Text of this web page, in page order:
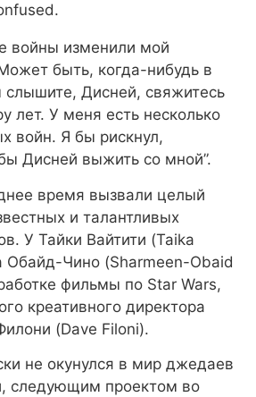
войны изменили мой
быть, когда-нибудь в
Дисней, свяжитесь
лет. У меня есть несколько
войн. Я бы рискнул,
Дисней выжить со мной”.
время вызвали целый
и талантливых
У Тайки Вайтити (Taika
Чино (Sharmeen-Obaid
фильмы по Star Wars,
креативного директора
(Dave Filoni).
не окунулся в мир джедаев
следующим проектом во